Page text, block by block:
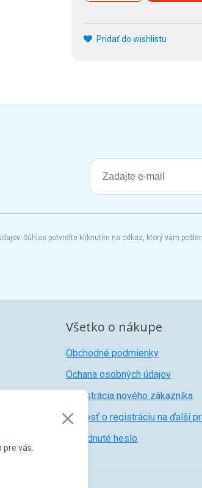
vás.
Pridať do wishlistu
Súhlas potvrdíte kliknutím na odkaz, ktorý vám
Všetko o nákupe
Obchodné podmienky
Ochana osobných údajov
Registrácia nového zákazníka
Žiadosť o registráciu na ďalší
Zabudnuté heslo